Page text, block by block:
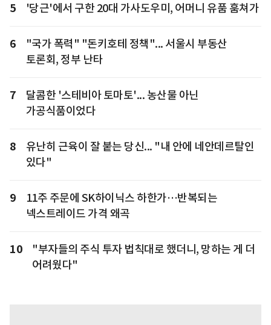
5 '당근'에서 구한 20대 가사도우미, 어머니 유품 훔쳐가
6
"국가 폭력" "돈키호테 정책"... 서울시 부동산
토론회, 정부 난타
7
달콤한 '스테비아 토마토'... 농산물 아닌
가공식품이었다
8
유난히 근육이 잘 붙는 당신... "내 안에 네안데르탈인
있다"
9
11주 주문에 SK하이닉스 하한가…반복되는
넥스트레이드 가격 왜곡
10
"부자들의 주식 투자 법칙대로 했더니, 망하는 게 더
어려웠다"